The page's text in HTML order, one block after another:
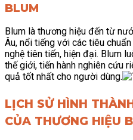
BLUM
Blum là thương hiệu đến từ
Âu, nổi tiếng với các tiêu
nghệ tiên tiến, hiện đại. Blum
thế giới, tiến hành nghiên cứu
quả tốt nhất cho người dùng.
LỊCH SỬ HÌNH
CỦA THƯƠNG HIỆU